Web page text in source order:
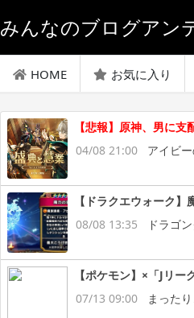
みんなのブログアン
HOME お気に入り
【悲報】原神、男に
04/08 21:00
アイビ
【ドラクエウォーク
08/08 13:35
ドラゴ
【ポケモン】×「Jリ
07/13 09:00
まった